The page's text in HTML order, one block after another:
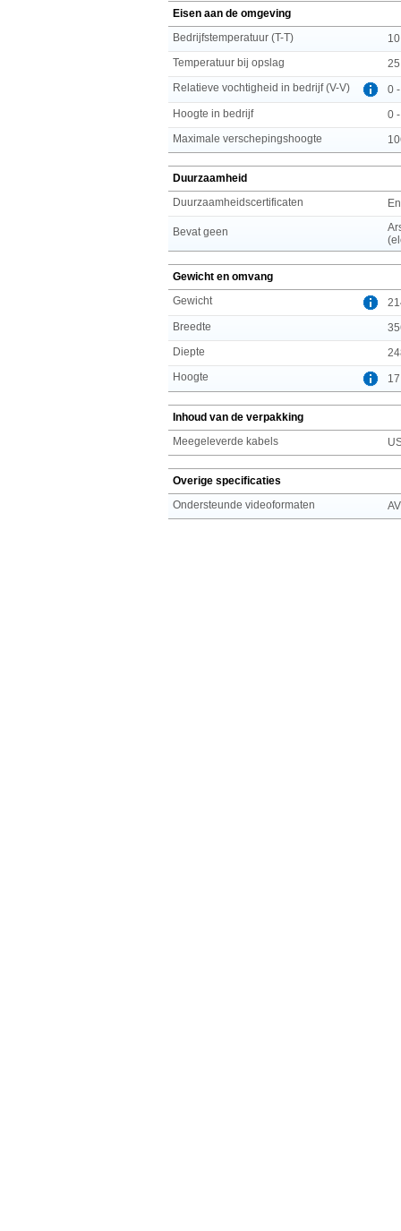
Eisen aan de omgeving
Bedrijfstemperatuur (T-T)
Temperatuur bij opslag
Relatieve vochtigheid in bedrijf (V-V)
0
Hoogte in bedrijf
0
Maximale verschepingshoogte
Duurzaamheid
Duurzaamheidscertificaten
Bevat geen
Gewicht en omvang
Gewicht
Breedte
Diepte
Hoogte
Inhoud van de verpakking
Meegeleverde kabels
Overige specificaties
Ondersteunde videoformaten